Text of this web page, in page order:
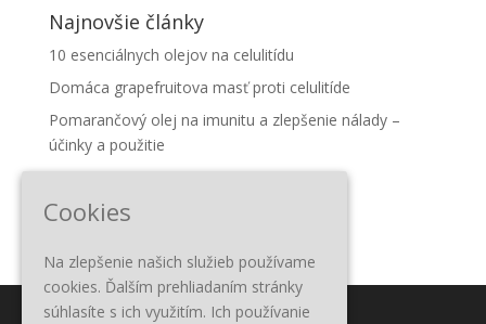
Najnovšie články
10 esenciálnych olejov na celulitídu
Domáca grapefruitova masť proti celulitíde
Pomarančový olej na imunitu a zlepšenie nálady –
účinky a použitie
Domáca masť proti artritíde
Cookies
Na zlepšenie našich služieb používame
cookies. Ďalším prehliadaním stránky
súhlasíte s ich využitím. Ich používanie